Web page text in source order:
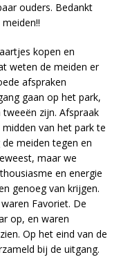
ouders. Bedankt
kopen en
weten de meiden er
afspraken
gaan op het park,
zijn. Afspraak
van het park te
meiden tegen en
maar we
en energie
genoeg van krijgen.
Favoriet. De
op, en waren
Op het eind van de
bij de uitgang.